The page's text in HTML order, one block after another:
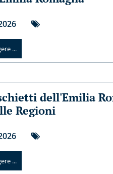
...
dell'Emilia
Regioni
...